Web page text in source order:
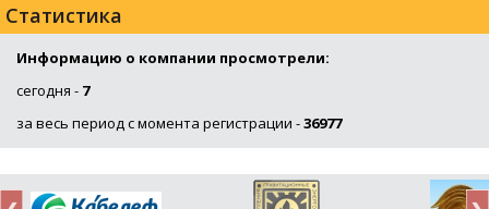
Статистика
Информацию о компании просмотрели:
сегодня - 7
за весь период с момента регистрации -36977